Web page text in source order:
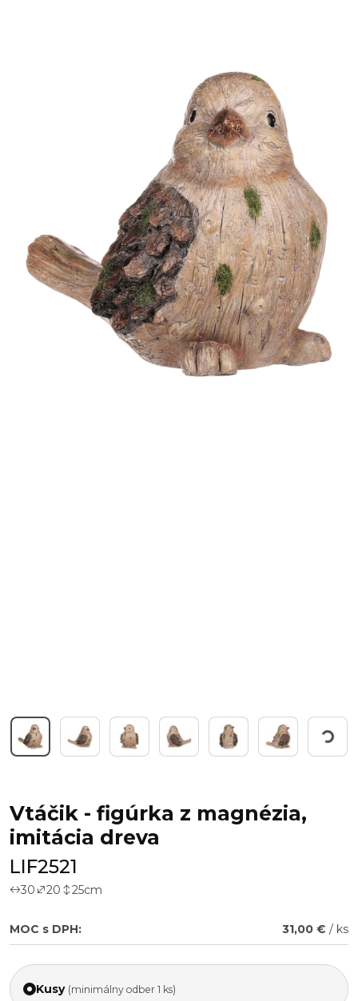
Working...
Vtáčik - figúrka z magnézia,
imitácia dreva
LIF2521
30 20 25cm
MOC s DPH: 31,00 € / ks
Kusy (minimálny odber 1 ks)